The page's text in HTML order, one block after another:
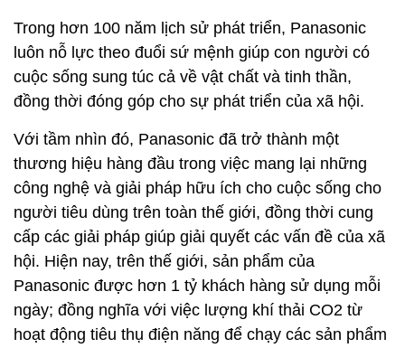
Trong hơn 100 năm lịch sử phát triển, Panasonic
luôn nỗ lực theo đuổi sứ mệnh giúp con người có
cuộc sống sung túc cả về vật chất và tinh thần,
đồng thời đóng góp cho sự phát triển của xã hội.
Với tầm nhìn đó, Panasonic đã trở thành một
thương hiệu hàng đầu trong việc mang lại những
công nghệ và giải pháp hữu ích cho cuộc sống cho
người tiêu dùng trên toàn thế giới, đồng thời cung
cấp các giải pháp giúp giải quyết các vấn đề của xã
hội. Hiện nay, trên thế giới, sản phẩm của
Panasonic được hơn 1 tỷ khách hàng sử dụng mỗi
ngày; đồng nghĩa với việc lượng khí thải CO2 từ
hoạt động tiêu thụ điện năng để chạy các sản phẩm